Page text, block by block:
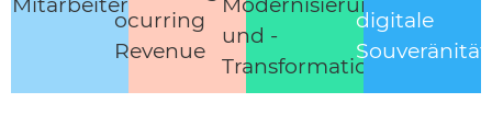
ocurring
Revenue
und -
Transformation
digitale
Souveränität